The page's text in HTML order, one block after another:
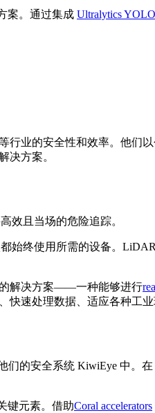
案。通过集成 Ultralytics
行业的安全性和效率。他们
决方案。
效且当场的危险追踪。
始终使用所需的设备。
的解决方案——一种能够进行
速处理数据、适应各种工
们的安全系统 KiwiEye 中。
键元素。借助Coral accelerators